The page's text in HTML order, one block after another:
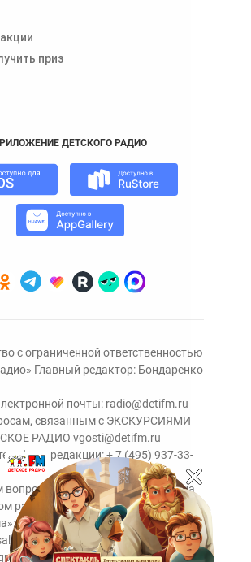
приз
ДЕТСКОГО РАДИО
с ограниченной ответственностью
Главный редактор: Бондаренко
почты: radio@detifm.ru
связанным с ЭКСКУРСИЯМИ
РАДИО vgosti@detifm.ru
редакции:+ 7 (495) 937-33-
вопросам размещения рекламы на
радио» - сейлз-хаус «ГПМ
+7 (495) 921-40-41
media.ru